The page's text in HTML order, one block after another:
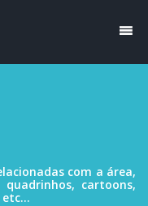
com a área,
cartoons,